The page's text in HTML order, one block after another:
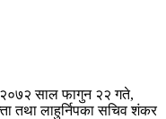
२०७२ साल फागुन २२ गते,
तथा लाहुर्निपका सचिव शंकर